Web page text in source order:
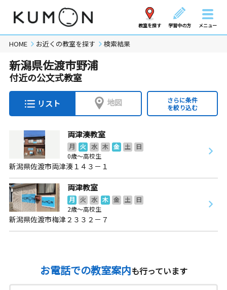
教室を探す 学習中の方 メニュー
HOME お近くの教室を探す 検索結果
新潟県佐渡市野浦
付近の公文式教室
リスト 地図
さらに条件
を絞り込む
両津湊教室
月 火 水 木 金 土
日
0歳～高校生
新潟県佐渡市両津湊１４３－１
両津教室
月 火 水 木 金 土
日
2歳～高校生
新潟県佐渡市梅津２３３２－７
お電話での教室案内も行っています